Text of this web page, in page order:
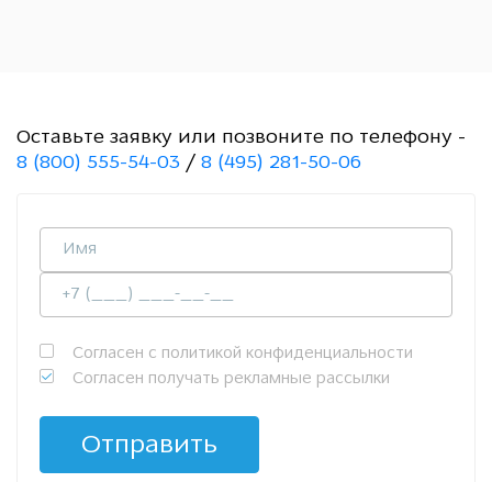
Оставьте заявку или позвоните по телефону -
8 (800) 555-54-03 / 8 (495) 281-50-06
Согласен с политикой конфиденциальности
Согласен получать рекламные рассылки